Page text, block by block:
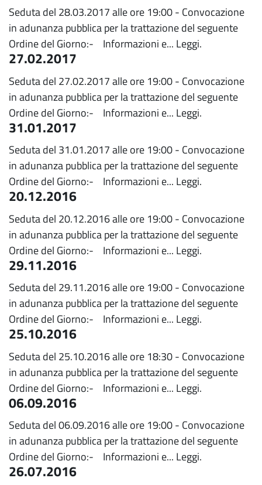
Seduta del 28.03.2017 alle ore 19:00 - Convocazione
in adunanza pubblica per la trattazione del seguente
Ordine del Giorno:- Informazioni e... Leggi.
27.02.2017
Seduta del 27.02.2017 alle ore 19:00 - Convocazione
in adunanza pubblica per la trattazione del seguente
Ordine del Giorno:- Informazioni e... Leggi.
31.01.2017
Seduta del 31.01.2017 alle ore 19:00 - Convocazione
in adunanza pubblica per la trattazione del seguente
Ordine del Giorno:- Informazioni e... Leggi.
20.12.2016
Seduta del 20.12.2016 alle ore 19:00 - Convocazione
in adunanza pubblica per la trattazione del seguente
Ordine del Giorno:- Informazioni e... Leggi.
29.11.2016
Seduta del 29.11.2016 alle ore 19:00 - Convocazione
in adunanza pubblica per la trattazione del seguente
Ordine del Giorno:- Informazioni e... Leggi.
25.10.2016
Seduta del 25.10.2016 alle ore 18:30 - Convocazione
in adunanza pubblica per la trattazione del seguente
Ordine del Giorno:- Informazioni e... Leggi.
06.09.2016
Seduta del 06.09.2016 alle ore 19:00 - Convocazione
in adunanza pubblica per la trattazione del seguente
Ordine del Giorno:- Informazioni e... Leggi.
26.07.2016